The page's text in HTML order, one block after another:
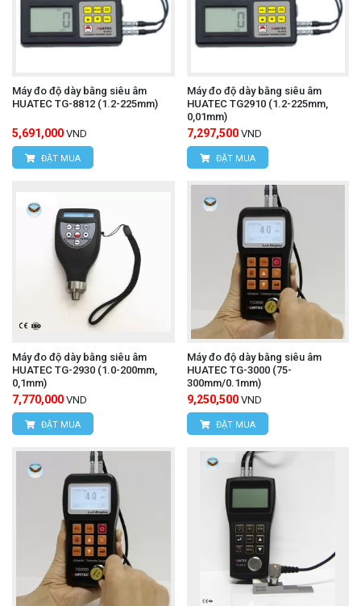
Máy đo độ dày bằng siêu âm
HUATEC TG-8812 (1.2-225mm)
5,691,000 VND
ĐẶT MUA
Máy đo độ dày bằng siêu âm
HUATEC TG2910 (1.2-225mm,
0,01mm)
7,297,500 VND
ĐẶT MUA
Máy đo độ dày bằng siêu âm
HUATEC TG-2930 (1.0-200mm,
0,1mm)
7,770,000 VND
ĐẶT MUA
Máy đo độ dày bằng siêu âm
HUATEC TG-3000 (75-
300mm/0.1mm)
9,250,500 VND
ĐẶT MUA